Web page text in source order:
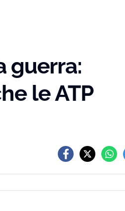
guerra:
le ATP